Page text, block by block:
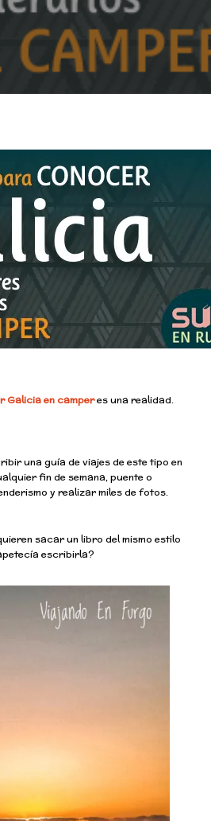
Galicia en camperes una realidad.
una guía de viajes de este tipo en
fin de semana, puente o
y realizar miles de fotos.
sacar un libro del mismo estilo
escribirla?